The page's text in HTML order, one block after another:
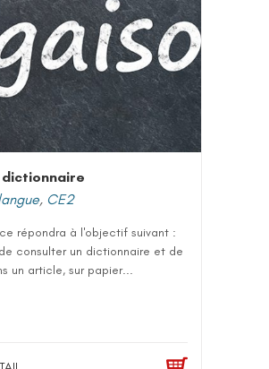
, CE2
répondra à l'objectif suivant :
consulter un dictionnaire et de
un article, sur papier...